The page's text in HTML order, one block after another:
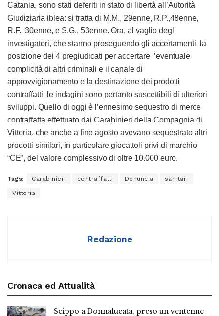
Catania, sono stati deferiti in stato di libertà all’Autorità
Giudiziaria iblea: si tratta di M.M., 29enne, R.P.,48enne,
R.F., 30enne, e S.G., 53enne. Ora, al vaglio degli
investigatori, che stanno proseguendo gli accertamenti, la
posizione dei 4 pregiudicati per accertare l’eventuale
complicità di altri criminali e il canale di
approvvigionamento e la destinazione dei prodotti
contraffatti: le indagini sono pertanto suscettibili di ulteriori
sviluppi. Quello di oggi è l’ennesimo sequestro di merce
contraffatta effettuato dai Carabinieri della Compagnia di
Vittoria, che anche a fine agosto avevano sequestrato altri
prodotti similari, in particolare giocattoli privi di marchio
“CE”, del valore complessivo di oltre 10.000 euro.
Tags: Carabinieri contraffatti Denuncia sanitari
Vittoria
Redazione
Cronaca ed Attualità
Scippo a Donnalucata, preso un ventenne